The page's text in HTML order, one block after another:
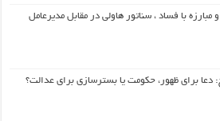
مبارزه با فساد ، سناتور هاولی در مقابل مدیرعامل
دعا برای ظهور، حکومت یا بسترسازی برای عدالت؟